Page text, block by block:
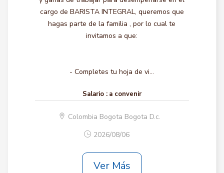
cargo de BARISTA INTEGRAL, queremos que
hagas parte de la familia , por lo cual te
invitamos a que:
- Completes tu hoja de vi...
Salario : a convenir
Colombia Bogota Bogota D.c.
2026/08/06
Ver Más